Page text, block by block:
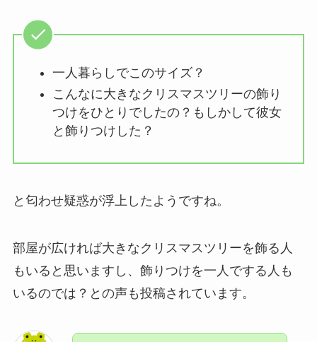
一人暮らしでこのサイズ？
こんなに大きなクリスマスツリーの飾り
つけをひとりでしたの？もしかして彼女
と飾りつけした？
と匂わせ疑惑が浮上したようですね。
部屋が広ければ大きなクリスマスツリーを飾る人
もいると思いますし、飾りつけを一人でする人も
いるのでは？との声も投稿されています。